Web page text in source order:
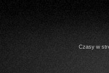
Czasy w